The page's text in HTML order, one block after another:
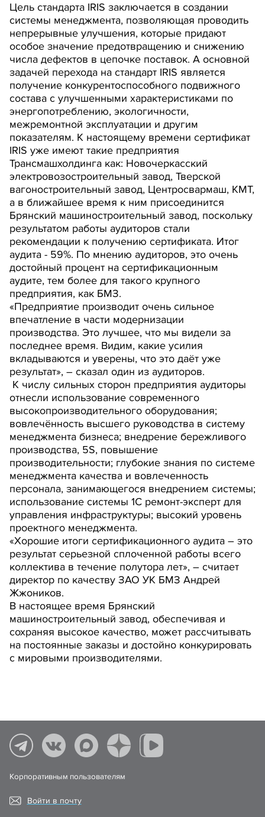
Цель стандарта IRIS заключается в создании
системы менеджмента, позволяющая проводить
непрерывные улучшения, которые придают
особое значение предотвращению и снижению
числа дефектов в цепочке поставок. А основной
задачей перехода на стандарт IRIS является
получение конкурентоспособного подвижного
состава с улучшенными характеристиками по
энергопотреблению, экологичности,
межремонтной эксплуатации и другим
показателям. К настоящему времени сертификат
IRIS уже имеют такие предприятия
Трансмашхолдинга как: Новочеркасский
электровозостроительный завод, Тверской
вагоностроительный завод, Центросвармаш, КМТ,
а в ближайшее время к ним присоединится
Брянский машиностроительный завод, поскольку
результатом работы аудиторов стали
рекомендации к получению сертификата. Итог
аудита - 59%. По мнению аудиторов, это очень
достойный процент на сертификационным
аудите, тем более для такого крупного
предприятия, как БМЗ.
«Предприятие производит очень сильное
впечатление в части модернизации
производства. Это лучшее, что мы видели за
последнее время. Видим, какие усилия
вкладываются и уверены, что это даёт уже
результат», – сказал один из аудиторов.
К числу сильных сторон предприятия аудиторы
отнесли использование современного
высокопроизводительного оборудования;
вовлечённость высшего руководства в систему
менеджмента бизнеса; внедрение бережливого
производства, 5S, повышение
производительности; глубокие знания по системе
менеджмента качества и вовлеченность
персонала, занимающегося внедрением системы;
использование системы 1С ремонт-эксперт для
управления инфраструктуры; высокий уровень
проектного менеджмента.
«Хорошие итоги сертификационного аудита – это
результат серьезной сплоченной работы всего
коллектива в течение полутора лет», – считает
директор по качеству ЗАО УК БМЗ Андрей
Жжоников.
В настоящее время Брянский
машиностроительный завод, обеспечивая и
сохраняя высокое качество, может рассчитывать
на постоянные заказы и достойно конкурировать
с мировыми производителями.
Корпоративным пользователям
Войти в почту